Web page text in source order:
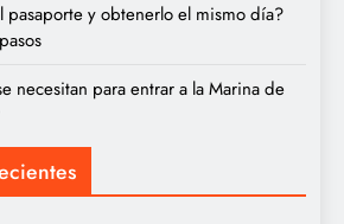
pasaporte y obtenerlo el mismo día?
necesitan para entrar a la Marina de